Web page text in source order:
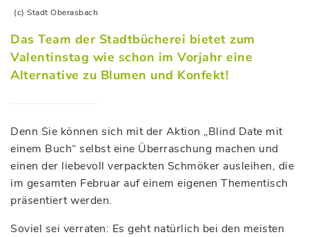
(c) Stadt Oberasbach
Das Team der Stadtbücherei bietet zum
Valentinstag wie schon im Vorjahr eine
Alternative zu Blumen und Konfekt!
Denn Sie können sich mit der Aktion „Blind Date mit
einem Buch“ selbst eine Überraschung machen und
einen der liebevoll verpackten Schmöker ausleihen, die
im gesamten Februar auf einem eigenen Thementisch
präsentiert werden.
Soviel sei verraten: Es geht natürlich bei den meisten